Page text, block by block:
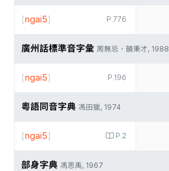
P.776
[ngai5]
廣州話標準音字彙 周無忌、饒秉才, 1988
P.196
[ngai5]
粵語同音字典 馮田獵, 1974
P.2
[ngai5]
部身字典 馮思禹, 1967